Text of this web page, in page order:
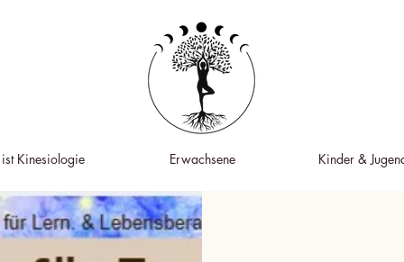
Kinesiologie Erwachsene Kinder &